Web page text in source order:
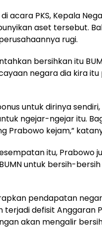
acara PKS, Kepala
aset tersebut.
rugi.
bersihkan itu
negara dia kira
untuk dirinya
ngejar-ngejar itu.
Prabowo kejam,”
itu, Prabowo
untuk bersih-
pendapatan
terjadi defisit Anggaran
akan mengalir